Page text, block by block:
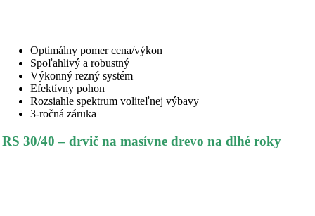
Optimálny pomer cena/výkon
Spoľahlivý a robustný
Výkonný rezný systém
Efektívny pohon
Rozsiahle spektrum voliteľnej výbavy
3-ročná záruka
RS 30/40 – drvič na masívne drevo na dlhé roky